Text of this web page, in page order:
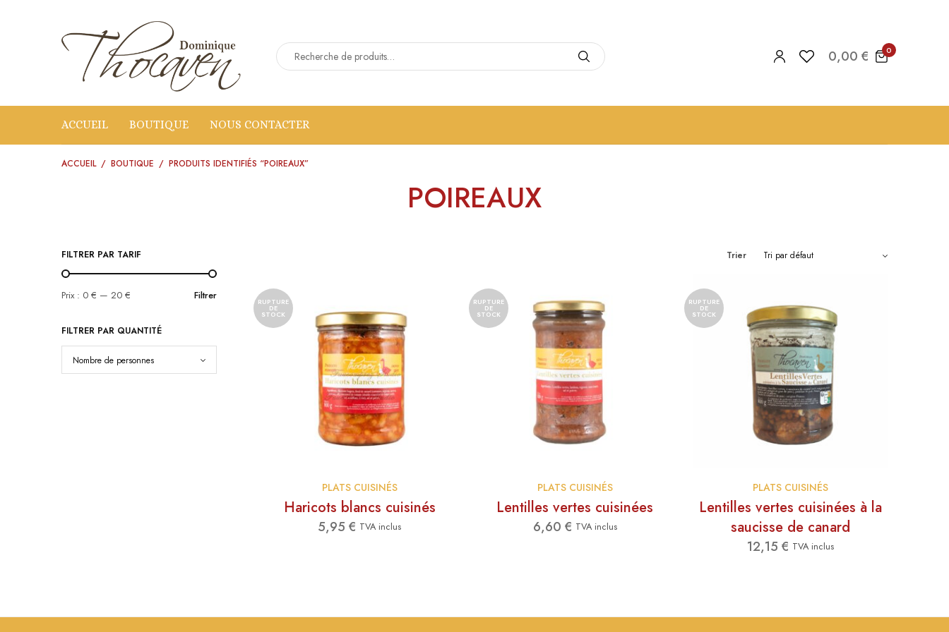
0,00 € 0
ACCUEIL BOUTIQUE NOUS CONTACTER
ACCUEIL / BOUTIQUE / PRODUITS IDENTIFIÉS “POIREAUX”
POIREAUX
FILTRER PAR TARIF
Filtrer
Prix : 0 € — 20 €
FILTRER PAR QUANTITÉ
Trier
RUPTURE
DE
STOCK
PLATS CUISINÉS
Haricots blancs cuisinés
5,95€ TVA inclus
RUPTURE
DE
STOCK
PLATS CUISINÉS
Lentilles vertes cuisinées
6,60 € TVA inclus
RUPTURE
DE
STOCK
PLATS CUISINÉS
Lentilles vertes cuisinées à la
saucisse de canard
12,15 € TVA inclus